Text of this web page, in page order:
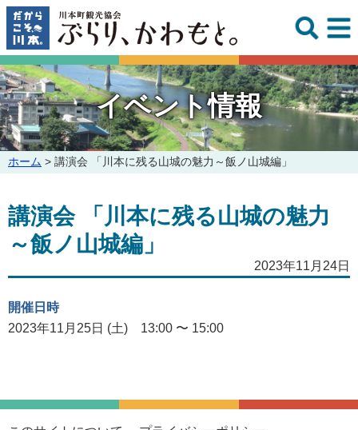
このページの本文へ
イベント情報
こ
ー
ジ
の
置:
ホーム > 講演会 「川本に残る山城の魅力～飯ノ山城編」
講演会 「川本に残る山城の魅力
～飯ノ山城編」
2023年11月24日
開催日時
2023年11月25日 (土) 13:00 〜 15:00